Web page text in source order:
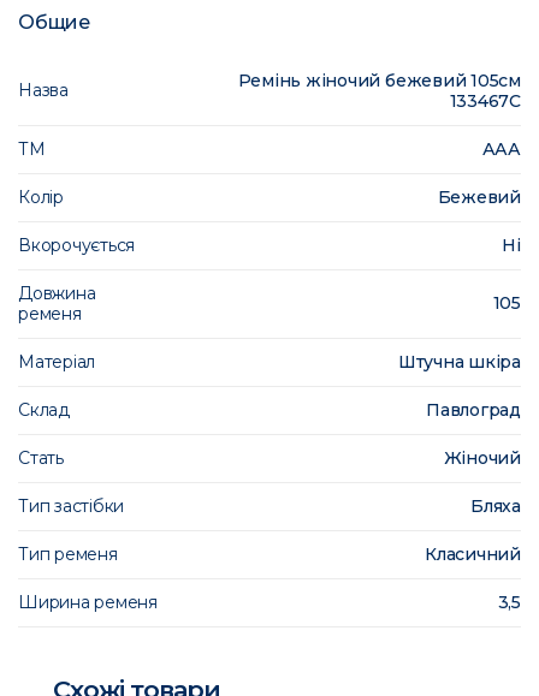
Общие
Назва
Ремінь жіночий бежевий 105см
133467C
ТМ ААА
Колір Бежевий
Вкорочується Ні
Довжина
ременя
105
Матеріал Штучна шкіра
Склад Павлоград
Стать Жіночий
Тип застібки Бляха
Тип ременя Класичний
Ширина ременя 3,5
Схожі товари